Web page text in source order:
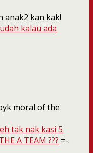
anak2 kan kak!
kalau ada
moral of the
tak nak kasi 5
A TEAM ??? =-.